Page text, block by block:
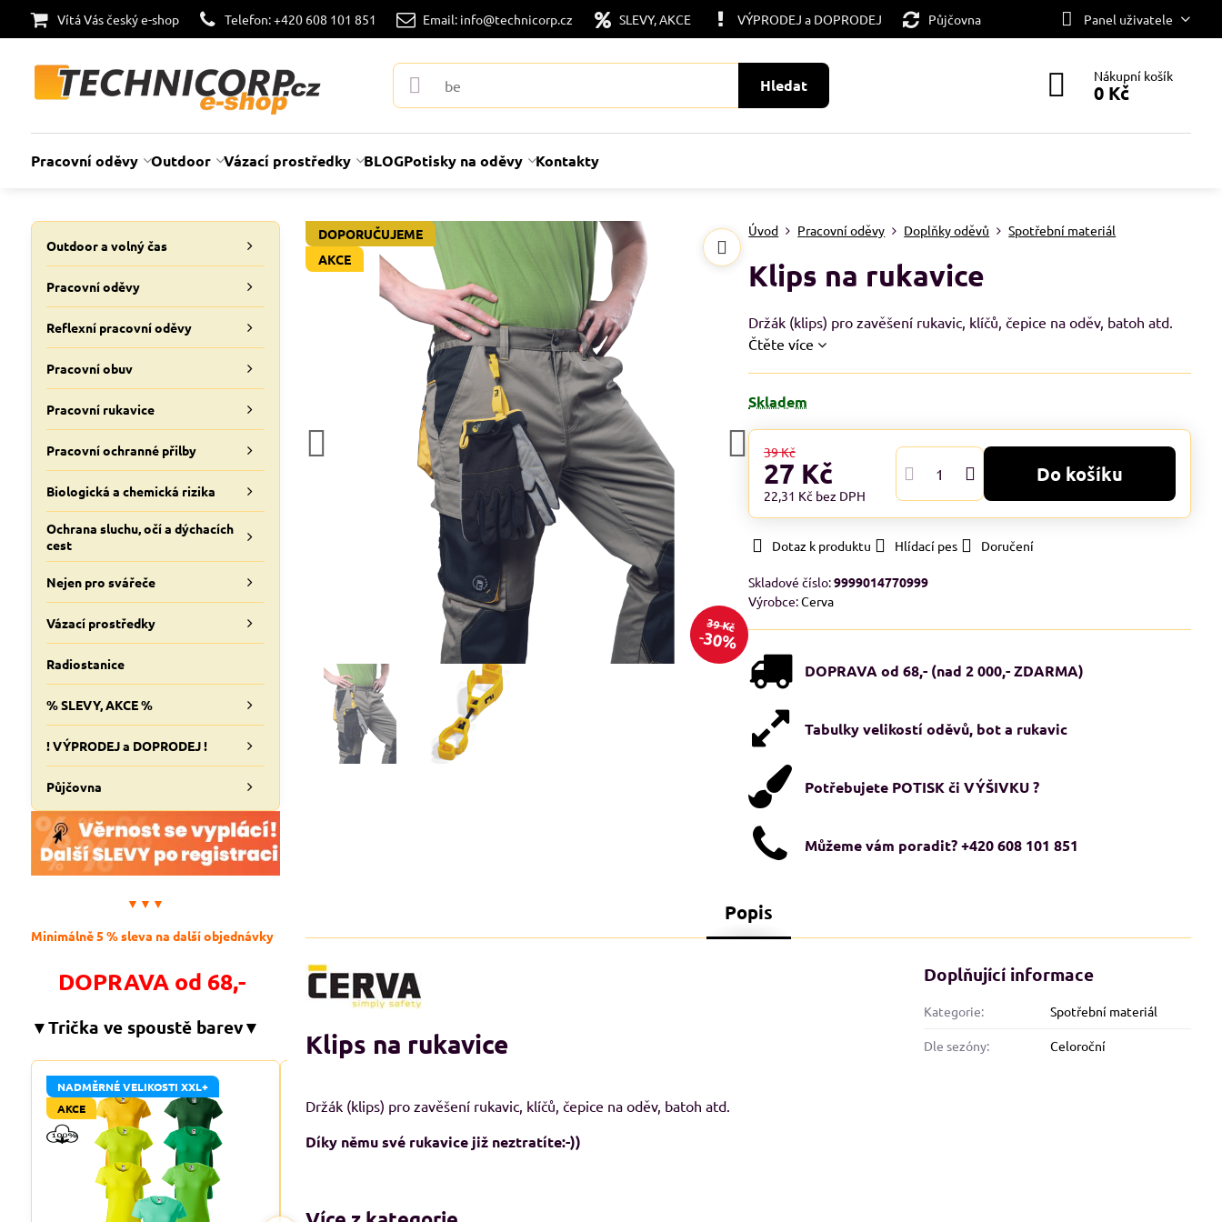
Vítá Vás český e-shop Telefon: +420 608 101 851 Email: info@technicorp.cz SLEVY, AKCE VÝPRODEJ a DOPRODEJ Půjčovna Panel uživatele
Hledat Nákupní košík
0 Kč
Pracovní oděvy Outdoor Vázací prostředky BLOGPotisky na oděvy Kontakty
DOPORUČUJEME
AKCE
39 Kč
30%
Úvod Pracovní oděvy Doplňky oděvů Spotřební materiál
Klips na rukavice
Držák (klips) pro zavěšení rukavic, klíčů, čepice na oděv, batoh atd.
Čtěte více
Skladem
39 Kč
27 Kč
22,31 Kč bez DPH
Do košíku
Dotaz k produktu Hlídací pes Doručení
Skladové číslo:9999014770999
Výrobce:Cerva
DOPRAVA od 68,- (nad 2 000,- ZDARMA)
Tabulky velikostí oděvů, bot a rukavic
Potřebujete POTISK či VÝŠIVKU ?
Můžeme vám poradit? +420 608 101 851
Popis
Klips na rukavice
Držák (klips) pro zavěšení rukavic, klíčů, čepice na oděv, batoh atd.
Díky němu své rukavice již neztratíte:-))
Doplňující informace
Kategorie: Spotřební materiál
Dle sezóny: Celoroční
Outdoor a volný čas
Pracovní oděvy
Reflexní pracovní oděvy
Pracovní obuv
Pracovní rukavice
Pracovní ochranné přilby
Biologická a chemická rizika
Ochrana sluchu, očí a dýchacích
cest
Nejen pro svářeče
Vázací prostředky
Radiostanice
% SLEVY, AKCE %
! VÝPRODEJ a DOPRODEJ !
Půjčovna
▼▼▼
Minimálně 5 % sleva na další objednávky
DOPRAVA od 68,-
▼Trička ve spoustě barev▼
NADMĚRNÉ VELIKOSTI XXL+
AKCE
AKCE